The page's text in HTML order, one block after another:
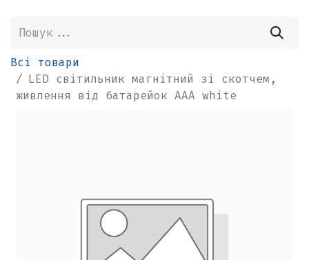
Всі товари
LED світильник магнітний зі скотчем,
живлення від батарейок ААА white